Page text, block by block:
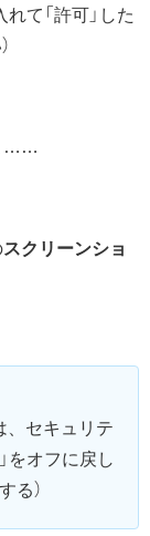
て「許可」した
……
スクリーンショ
、セキュリテ
をオフに戻し
る）